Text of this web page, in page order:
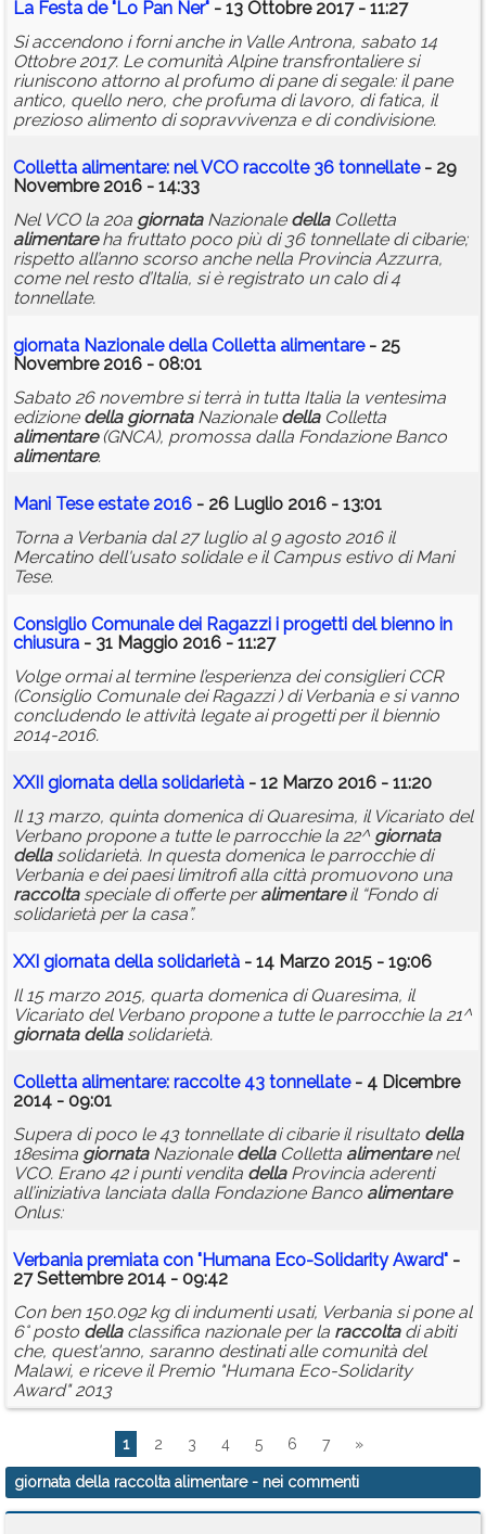
La Festa de "Lo Pan Ner" - 13 Ottobre 2017 - 11:27
Si accendono i forni anche in Valle Antrona, sabato 14
Ottobre 2017. Le comunità Alpine transfrontaliere si
riuniscono attorno al profumo di pane di segale: il pane
antico, quello nero, che profuma di lavoro, di fatica, il
prezioso alimento di sopravvivenza e di condivisione.
Colletta alimentare: nel VCO raccolte 36 tonnellate- 29
Novembre 2016 - 14:33
Nel VCO la 20a giornataNazionale dellaColletta
alimentareha fruttato poco più di 36 tonnellate di cibarie;
rispetto all’anno scorso anche nella Provincia Azzurra,
come nel resto d’Italia, si è registrato un calo di 4
tonnellate.
giornata Nazionaledella Colletta alimentare- 25
Novembre 2016 - 08:01
Sabato 26 novembre si terrà in tutta Italia la ventesima
edizione della giornataNazionale dellaColletta
alimentare(GNCA), promossa dalla Fondazione Banco
alimentare.
Mani Tese estate 2016 - 26 Luglio 2016 - 13:01
Torna a Verbania dal 27 luglio al 9 agosto 2016 il
Mercatino dell'usato solidale e il Campus estivo di Mani
Tese.
Consiglio Comunale dei Ragazzi i progetti del bienno in
chiusura - 31 Maggio 2016 - 11:27
Volge ormai al termine l’esperienza dei consiglieri CCR
(Consiglio Comunale dei Ragazzi ) di Verbania e si vanno
concludendo le attività legate ai progetti per il biennio
2014-2016.
XXII giornata della solidarietà - 12 Marzo 2016 - 11:20
Il 13 marzo, quinta domenica di Quaresima, il Vicariato del
Verbano propone a tutte le parrocchie la 22^ giornata
dellasolidarietà. In questa domenica le parrocchie di
Verbania e dei paesi limitrofi alla città promuovono una
raccoltaspeciale di offerte peralimentareil “Fondo di
solidarietà per la casa”.
XXI giornata della solidarietà - 14 Marzo 2015 - 19:06
Il 15 marzo 2015, quarta domenica di Quaresima, il
Vicariato del Verbano propone a tutte le parrocchie la 21^
giornata dellasolidarietà.
Colletta alimentare: raccolte 43 tonnellate- 4 Dicembre
2014 - 09:01
Supera di poco le 43 tonnellate di cibarie il risultato della
18esima giornataNazionale dellaColletta alimentarenel
VCO. Erano 42 i punti vendita dellaProvincia aderenti
all’iniziativa lanciata dalla Fondazione Banco alimentare
Onlus:
Verbania premiata con "Humana Eco-Solidarity Award" -
27 Settembre 2014 - 09:42
Con ben 150.092 kg di indumenti usati, Verbania si pone al
6° posto dellaclassifica nazionale per la raccoltadi abiti
che, quest'anno, saranno destinati alle comunità del
Malawi, e riceve il Premio "Humana Eco-Solidarity
Award" 2013
1 2 3 4 5 6 7 »
giornata della raccolta alimentare- nei commenti